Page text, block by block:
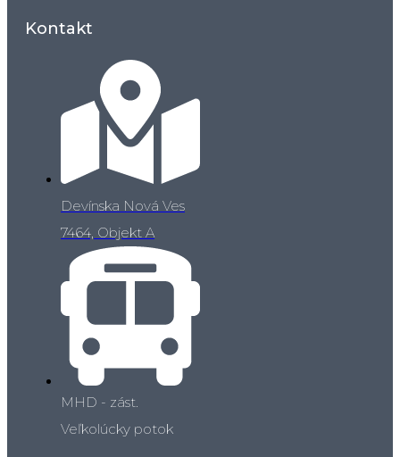
Kontakt
Devínska Nová Ves
7464, Objekt A
MHD - zást.
Veľkolúcky potok